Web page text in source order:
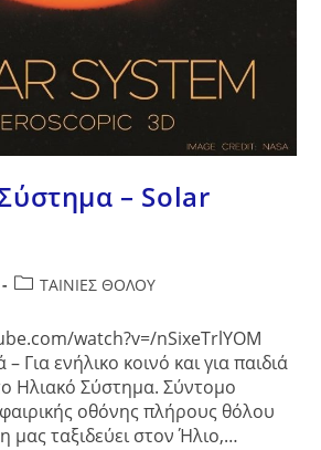
– Solar
PostΤΑΙΝΙΕΣ ΘΟΛΟΥ
watch?v=/nSixeTrlYOM
Για ενήλικο κοινό και για παιδιά
Ηλιακό Σύστημα. Σύντομο
οθόνης πλήρους θόλου
μας ταξιδεύει στον Ήλιο,…